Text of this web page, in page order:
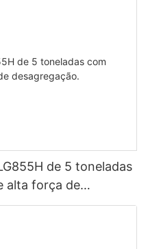
de 5 toneladas
alta força de